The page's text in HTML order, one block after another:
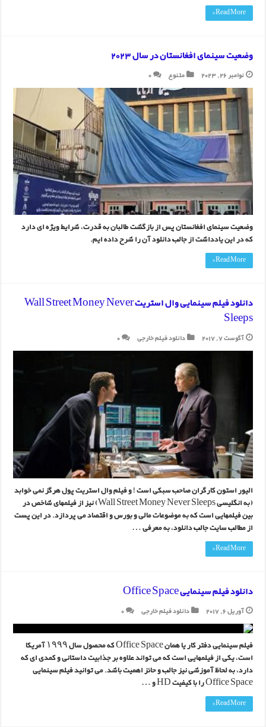
Read More »
وضعیت سینمای افغانستان در سال 2023
نوامبر 26, 2023 متنوع 0
وضعیت سینمای افغانستان پس از بازگشت طالبان به قدرت، شرایط ویژه ای دارد
که در این یادداشت از جالب دانلود آن را شرح داده ایم.
Read More »
دانلود فیلم سینمایی وال استریت Wall Street Money Never
Sleeps
آگوست 7, 2017 دانلود فیلم خارجی 0
الیور استون کارگران صاحب سبکی است ! و فیلم وال استریت پول هرگز نمی خوابد
(به انگلیسی Wall Street Money Never Sleeps) نیز از فیلمهای شاخص در
بین فیلمهایی است که به موضوعات مالی و بورس و اقتصاد می پردازد. در این پست
از مطالب سایت جالب دانلود، به معرفی …
Read More »
دانلود فیلم سینمایی Office Space
آوریل 6, 2017 دانلود فیلم خارجی 0
فیلم سینمایی دفتر کار یا همان Office Space که محصول سال ۱۹۹۹ آمریکا
است، یکی از فیلمهایی است که می تواند علاوه بر جذابیت داستانی و کمدی ای که
دارد، به لحاظ آموزشی نیز جالب و حائز اهمیت باشد. می توانید فیلم سینمایی
Office Space را با کیفیت HD و …
Read More »